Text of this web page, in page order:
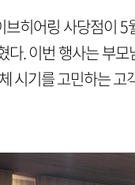
히어링 사당점이
다. 이번 행사는 부
시기를 고민하는 고